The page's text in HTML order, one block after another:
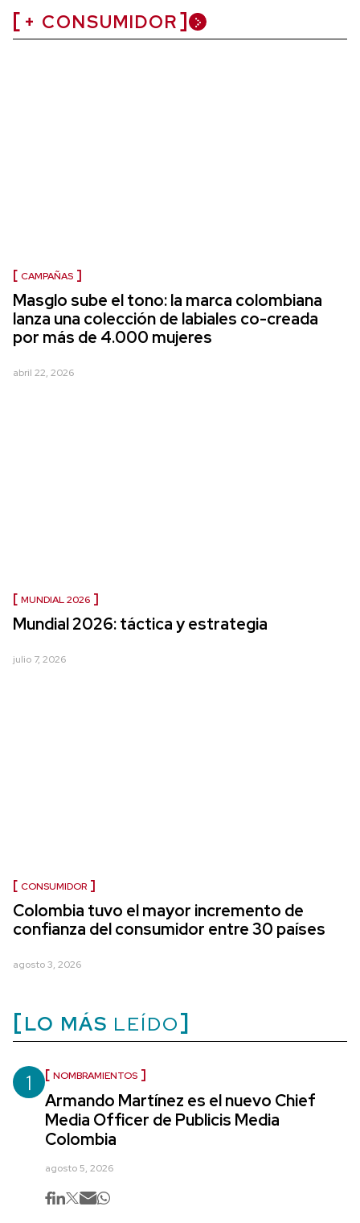
+ CONSUMIDOR
CAMPAÑAS
Masglo sube el tono: la marca colombiana
lanza una colección de labiales co-creada
por más de 4.000 mujeres
abril 22, 2026
MUNDIAL 2026
Mundial 2026: táctica y estrategia
julio 7, 2026
CONSUMIDOR
Colombia tuvo el mayor incremento de
confianza del consumidor entre 30 países
agosto 3, 2026
LO MÁS LEÍDO
1 NOMBRAMIENTOS
Armando Martínez es el nuevo Chief
Media Officer de Publicis Media
Colombia
agosto 5, 2026